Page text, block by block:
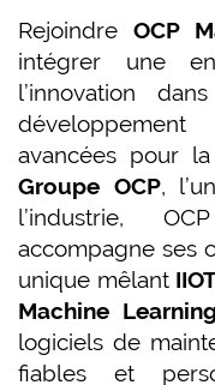
Rejoindre OCP
intégrer une
l’innovation
avancées pour
Groupe OCP,
l’industrie,
accompagne ses
unique mêlant
Machine Learning
logiciels de
fiables et